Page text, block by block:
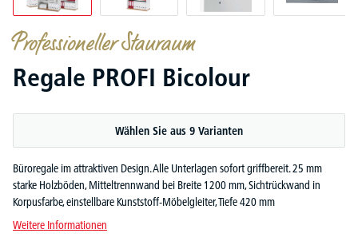
Professioneller Stauraum
Regale PROFI Bicolour
Wählen Sie aus 9 Varianten
Büroregale im attraktiven Design. Alle Unterlagen sofort griffbereit. 25 mm
starke Holzböden, Mitteltrennwand bei Breite 1200 mm, Sichtrückwand in
Korpusfarbe, einstellbare Kunststoff-Möbelgleiter, Tiefe 420 mm
Weitere Informationen